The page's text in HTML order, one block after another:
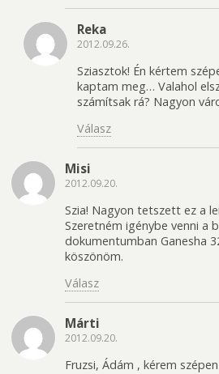
Reka
2012.09.26.
Sziasztok! Én kértem
kaptam meg… Valahol
számítsak rá? Nagyon
Válasz
Misi
2012.09.20.
Szia! Nagyon tetszett ez a
Szeretném igénybe venni a
dokumentumban Ganesha
köszönöm.
Válasz
Márti
2012.09.20.
Fruzsi, Ádám , kérem